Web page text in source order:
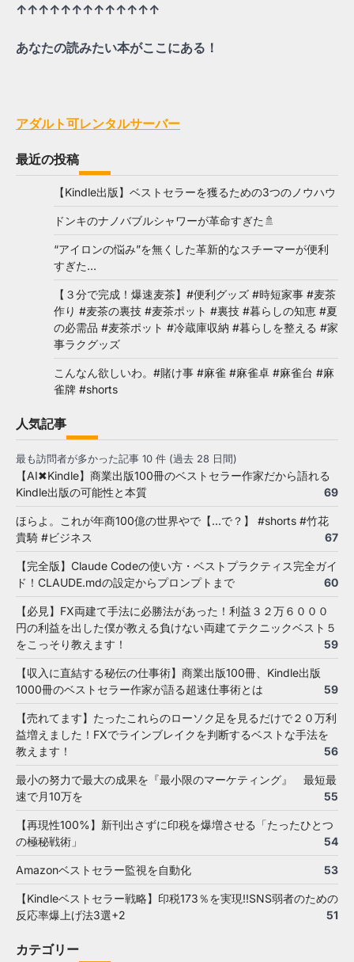
↑↑↑↑↑↑↑↑↑↑↑↑↑
あなたの読みたい本がここにある！
アダルト可レンタルサーバー
最近の投稿
【Kindle出版】ベストセラーを獲るための3つのノウハウ
ドンキのナノバブルシャワーが革命すぎた🚿
“アイロンの悩み”を無くした革新的なスチーマーが便利
すぎた…
【３分で完成！爆速麦茶】#便利グッズ #時短家事 #麦茶
作り #麦茶の裏技 #麦茶ポット #裏技 #暮らしの知恵 #夏
の必需品 #麦茶ポット #冷蔵庫収納 #暮らしを整える #家
事ラクグッズ
こんなん欲しいわ。#賭け事 #麻雀 #麻雀卓 #麻雀台 #麻
雀牌 #shorts
人気記事
最も訪問者が多かった記事 10 件 (過去 28 日間)
【AI✖Kindle】商業出版100冊のベストセラー作家だから語れる
Kindle出版の可能性と本質
69
ほらよ。これが年商100億の世界やで【...で？】 #shorts #竹花
貴騎 #ビジネス
67
【完全版】Claude Codeの使い方・ベストプラクティス完全ガイ
ド！CLAUDE.mdの設定からプロンプトまで
60
【必見】FX両建て手法に必勝法があった！利益３２万６０００
円の利益を出した僕が教える負けない両建てテクニックベスト５
をこっそり教えます！
59
【収入に直結する秘伝の仕事術】商業出版100冊、Kindle出版
1000冊のベストセラー作家が語る超速仕事術とは
59
【売れてます】たったこれらのローソク足を見るだけで２０万利
益増えました！FXでラインブレイクを判断するベストな手法を
教えます！
56
最小の努力で最大の成果を『最小限のマーケティング』 最短最
速で月10万を
55
【再現性100%】新刊出さずに印税を爆増させる「たったひとつ
の極秘戦術」
54
Amazonベストセラー監視を自動化 53
【Kindleベストセラー戦略】印税173％を実現!!SNS弱者のための
反応率爆上げ法3選+2
51
カテゴリー